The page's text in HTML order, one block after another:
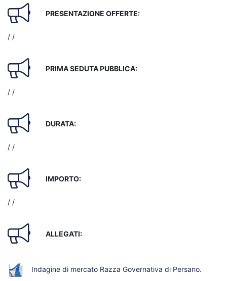
PRESENTAZIONE OFFERTE:
/ /
PRIMA SEDUTA PUBBLICA:
/ /
DURATA:
/ /
IMPORTO:
/ /
ALLEGATI:
Indagine di mercato Razza Governativa di Persano.